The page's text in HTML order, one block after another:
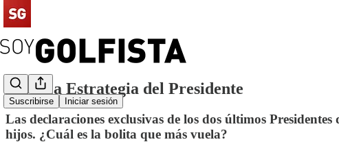
Suscribirse Iniciar sesión
#163 La Estrategia del Presidente
Las declaraciones exclusivas de los dos últimos
hijos. ¿Cuál es la bolita que más vuela?